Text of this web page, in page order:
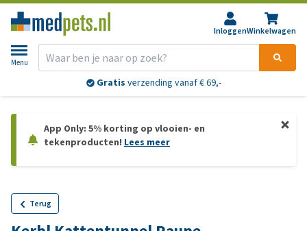
InloggenWinkelwagen
Menu
Gratis verzending vanaf € 69,-
App Only: 5% korting op vlooien- en
tekenproducten! Lees meer
Terug